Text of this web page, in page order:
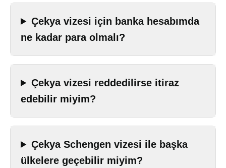
Çekya vizesi için banka hesabımda
ne kadar para olmalı?
Çekya vizesi reddedilirse itiraz
edebilir miyim?
Çekya Schengen vizesi ile başka
ülkelere geçebilir miyim?